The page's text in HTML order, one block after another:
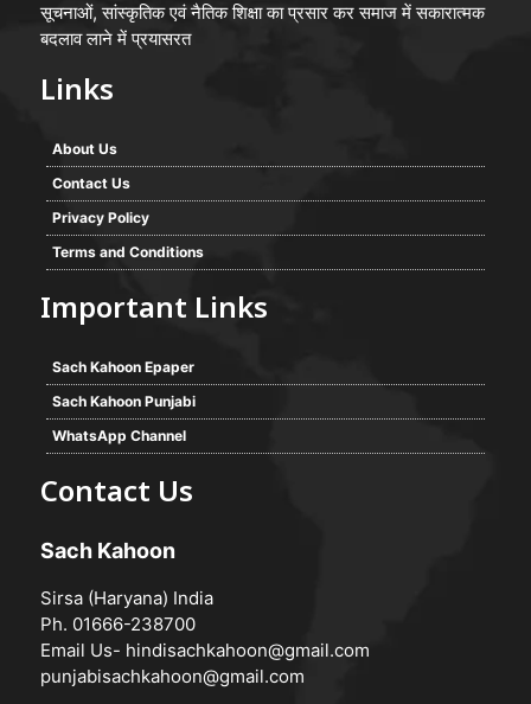
सूचनाओं, सांस्कृतिक एवं नैतिक शिक्षा का प्रसार कर समाज में सकारात्मक
बदलाव लाने में प्रयासरत
Links
About Us
Contact Us
Privacy Policy
Terms and Conditions
Important Links
Sach Kahoon Epaper
Sach Kahoon Punjabi
WhatsApp Channel
Contact Us
Sach Kahoon
Sirsa (Haryana) India
Ph. 01666-238700
Email Us- hindisachkahoon@gmail.com
punjabisachkahoon@gmail.com